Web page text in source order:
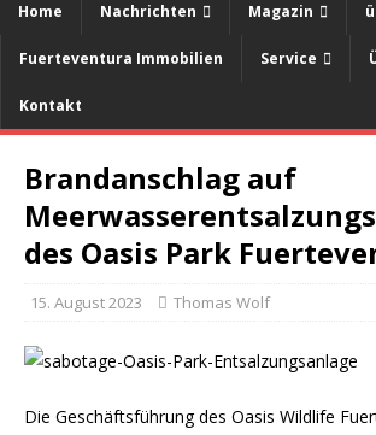
Home Nachrichten Magazin
Fuerteventura Immobilien Service
Kontakt
Brandanschlag auf
des Oasis Park
15. August 2023 Thomas Wolf
Die Geschäftsführung des Oasis Wildlife